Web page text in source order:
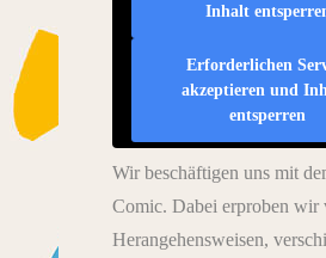
Inhalt
Erforderlichen
akzeptieren und
entsperren
Wir beschäftigen uns mit
Comic. Dabei erproben wir
Herangehensweisen,